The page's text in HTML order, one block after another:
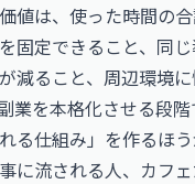
値は、使った時間の
固定できること、同じ
減ること、周辺環境
業を本格化させる段
る仕組み」を作るほ
に流される人、カフ